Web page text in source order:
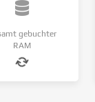
gebuchter
RAM